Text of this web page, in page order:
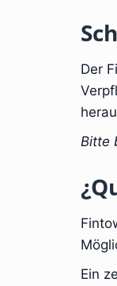
Der
Bitte
Ein